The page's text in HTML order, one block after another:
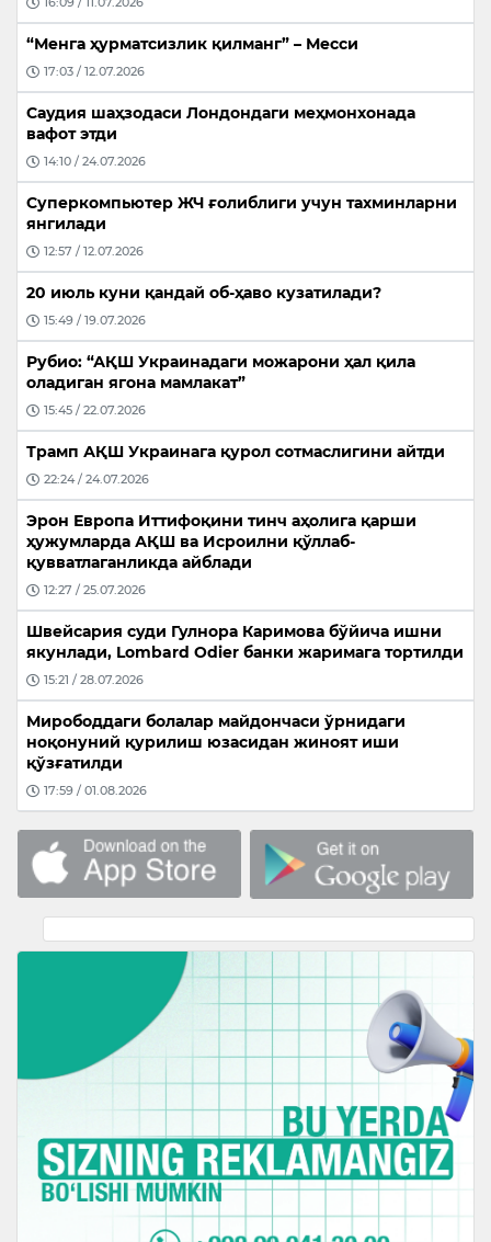
“Менга ҳурматсизлик қилманг” – Месси
17:03 / 12.07.2026
Саудия шаҳзодаси Лондондаги меҳмонхонада
вафот этди
14:10 / 24.07.2026
Суперкомпьютер ЖЧ ғолиблиги учун тахминларни
янгилади
12:57 / 12.07.2026
20 июль куни қандай об-ҳаво кузатилади?
15:49 / 19.07.2026
Рубио: “АҚШ Украинадаги можарони ҳал қила
оладиган ягона мамлакат”
15:45 / 22.07.2026
Трамп АҚШ Украинага қурол сотмаслигини айтди
22:24 / 24.07.2026
Эрон Европа Иттифоқини тинч аҳолига қарши
ҳужумларда АҚШ ва Исроилни қўллаб-
қувватлаганликда айблади
12:27 / 25.07.2026
Швейсария суди Гулнора Каримова бўйича ишни
якунлади, Lombard Odier банки жаримага тортилди
15:21 / 28.07.2026
Мирободдаги болалар майдончаси ўрнидаги
ноқонуний қурилиш юзасидан жиноят иши
қўзғатилди
17:59 / 01.08.2026